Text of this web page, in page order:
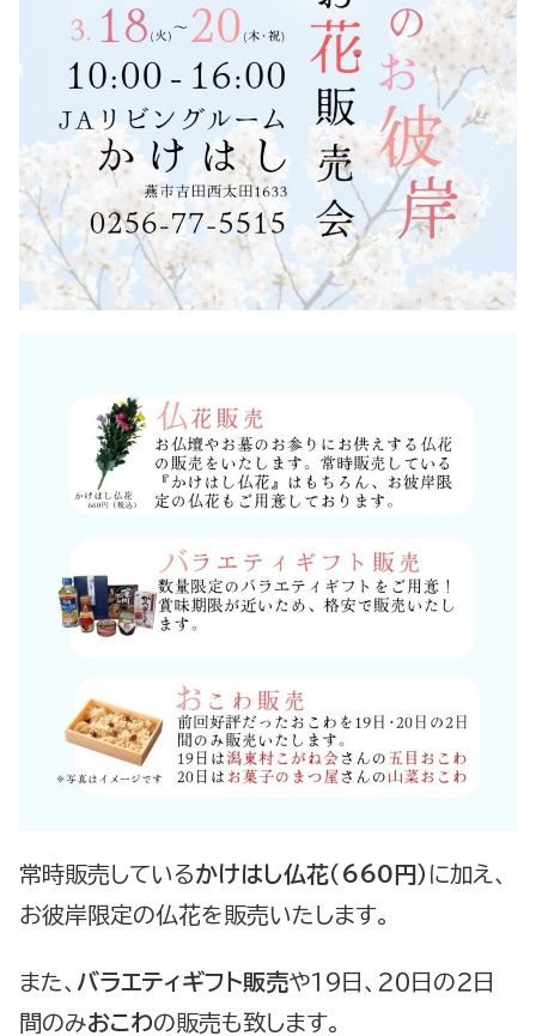
常時販売しているかけはし仏花（660円） に加え、
お彼岸限定の仏花を販売いたします。
また、 バラエティギフト販売や１９日、２０日の２日
間のみおこわの販売も致します。